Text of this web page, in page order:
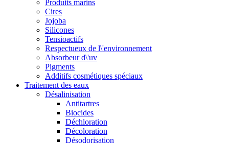
Produits marins
Cires
Jojoba
Silicones
Tensioactifs
Respectueux de l\'environnement
Absorbeur d\'uv
Pigments
Additifs cosmétiques spéciaux
Traitement des eaux
Désalinisation
Antitartres
Biocides
Déchloration
Décoloration
Désodorisation